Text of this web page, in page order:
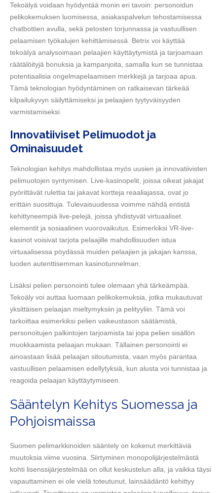
Tekoälyä voidaan hyödyntää monin eri tavoin: personoidun
pelikokemuksen luomisessa, asiakaspalvelun tehostamisessa
chatbottien avulla, sekä petosten torjunnassa ja vastuullisen
pelaamisen työkalujen kehittämisessä. Betrix voi käyttää
tekoälyä analysoimaan pelaajien käyttäytymistä ja tarjoamaan
räätälöityjä bonuksia ja kampanjoita, samalla kun se tunnistaa
potentiaalisia ongelmapelaamisen merkkejä ja tarjoaa apua.
Tämä teknologian hyödyntäminen on ratkaisevan tärkeää
kilpailukyvyn säilyttämiseksi ja pelaajien tyytyväisyyden
varmistamiseksi.
Innovatiiviset Pelimuodot ja
Ominaisuudet
Teknologian kehitys mahdollistaa myös uusien ja innovatiivisten
pelimuotojen syntymisen. Live-kasinopelit, joissa oikeat jakajat
pyörittävät rulettia tai jakavat kortteja reaaliajassa, ovat jo
erittäin suosittuja. Tulevaisuudessa voimme nähdä entistä
kehittyneempiä live-pelejä, joissa yhdistyvät virtuaaliset
elementit ja sosiaalinen vuorovaikutus. Esimerkiksi VR-live-
kasinot voisivat tarjota pelaajille mahdollisuuden istua
virtuaalisessa pöydässä muiden pelaajien ja jakajan kanssa,
luoden autenttisemman kasinotunnelman.
Lisäksi pelien personointi tulee olemaan yhä tärkeämpää.
Tekoäly voi auttaa luomaan pelikokemuksia, jotka mukautuvat
yksittäisen pelaajan mieltymyksiin ja pelityyliin. Tämä voi
tarkoittaa esimerkiksi pelien vaikeustason säätämistä,
personoitujen palkintojen tarjoamista tai jopa pelien sisällön
muokkaamista pelaajan mukaan. Tällainen personointi ei
ainoastaan lisää pelaajan sitoutumista, vaan myös parantaa
vastuullisen pelaamisen edellytyksiä, kun alusta voi tunnistaa ja
reagoida pelaajan käyttäytymiseen.
Sääntelyn Kehitys Suomessa ja
Pohjoismaissa
Suomen pelimarkkinoiden sääntely on kokenut merkittäviä
muutoksia viime vuosina. Siirtyminen monopolijärjestelmästä
kohti lisenssijärjestelmää on ollut keskustelun alla, ja vaikka täysi
vapauttaminen ei ole vielä toteutunut, lainsäädäntö kehittyy